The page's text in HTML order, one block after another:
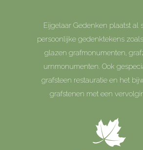
Eijgelaar Gedenken plaatst al
persoonlijke gedenktekens
glazen grafmonumenten,
urnmonumenten. Ook
grafsteen restauratie en het
grafstenen met een